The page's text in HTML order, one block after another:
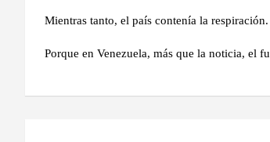
Mientras tanto, el país contenía la respiración.
Porque en Venezuela, más que la noticia, el